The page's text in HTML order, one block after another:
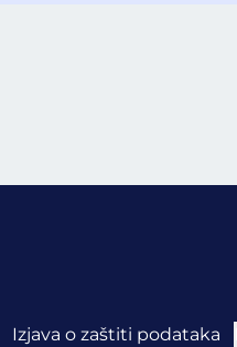
Izjava o zaštiti podataka